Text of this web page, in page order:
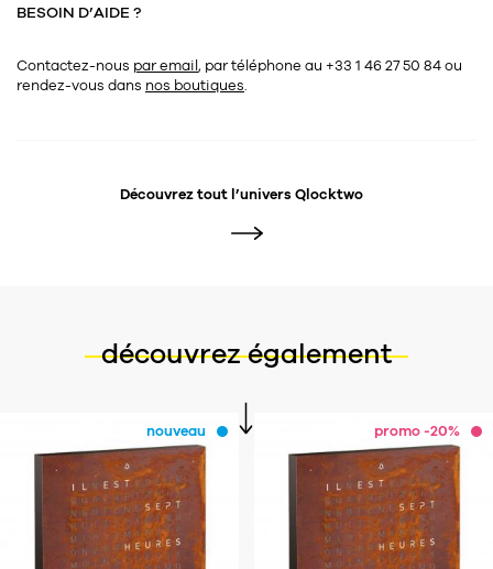
BESOIN D’AIDE ?
Contactez-nous par email, par téléphone au +33 1 46 27 50 84ou
rendez-vous dans nos boutiques.
Découvrez tout l’univers Qlocktwo
découvrez également
nouveau promo -20%